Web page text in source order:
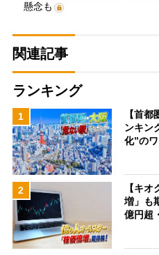
懸念も
関連記事
ランキング
1
【首
ンキン
化”の
2
【キ
増」も
億円超